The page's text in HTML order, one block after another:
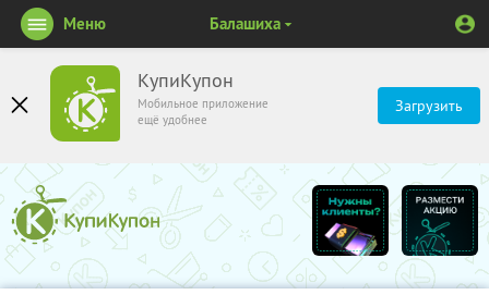
КупиКупон
Мобильное приложение
ещё удобнее
Загрузить
Меню Балашиха